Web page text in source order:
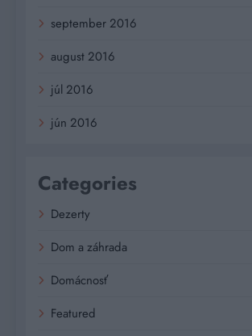
september 2016
august 2016
júl 2016
jún 2016
Categories
Dezerty
Dom a záhrada
Domácnosť
Featured